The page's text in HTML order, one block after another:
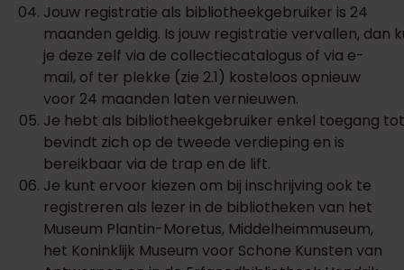
Jouw registratie als bibliotheekgebruiker is 24
maanden geldig. Is jouw registratie vervallen, dan
je deze zelf via de collectiecatalogus of via e-
mail, of ter plekke (zie 2.1) kosteloos opnieuw
voor 24 maanden laten vernieuwen.
Je hebt als bibliotheekgebruiker enkel toegang
bevindt zich op de tweede verdieping en is
bereikbaar via de trap en de lift.
Je kunt ervoor kiezen om bij inschrijving ook te
registreren als lezer in de bibliotheken van het
Museum Plantin-Moretus, Middelheimmuseum,
het Koninklijk Museum voor Schone Kunsten van